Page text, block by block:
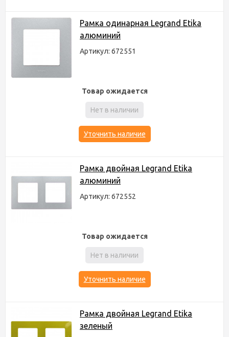
Рамка одинарная Legrand Etika
алюминий
Артикул: 672551
Товар ожидается
Нет в наличии
Уточнить наличие
Рамка двойная Legrand Etika
алюминий
Артикул: 672552
Товар ожидается
Нет в наличии
Уточнить наличие
Рамка двойная Legrand Etika
зеленый